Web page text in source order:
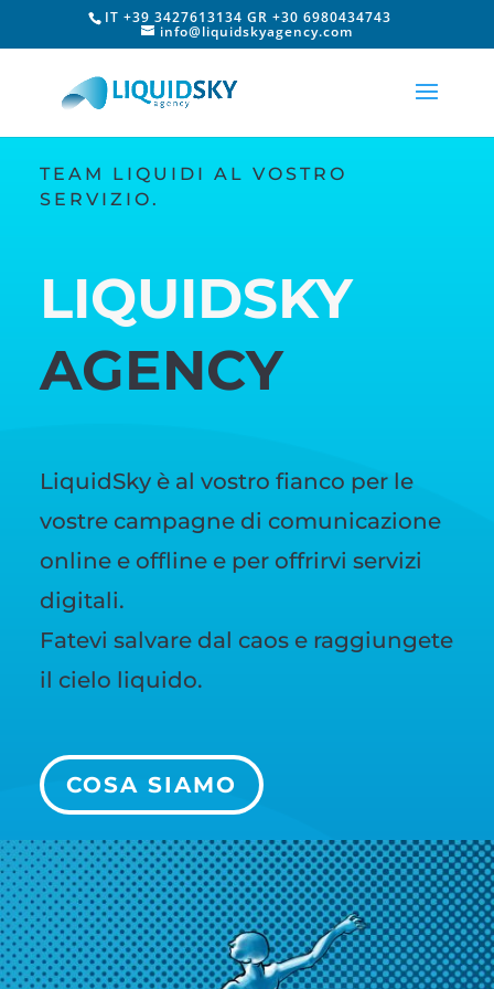
IT +39 3427613134 GR +30 6980434743
info@liquidskyagency.com
TEAM LIQUIDI AL VOSTRO
SERVIZIO.
LIQUIDSKY
AGENCY
LiquidSky è al vostro fianco per le
vostre campagne di comunicazione
online e offline e per offrirvi servizi
digitali.
Fatevi salvare dal caos e raggiungete
il cielo liquido.
COSA SIAMO